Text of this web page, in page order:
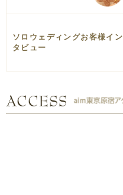
ソロウェディングお客様イン
タビュー